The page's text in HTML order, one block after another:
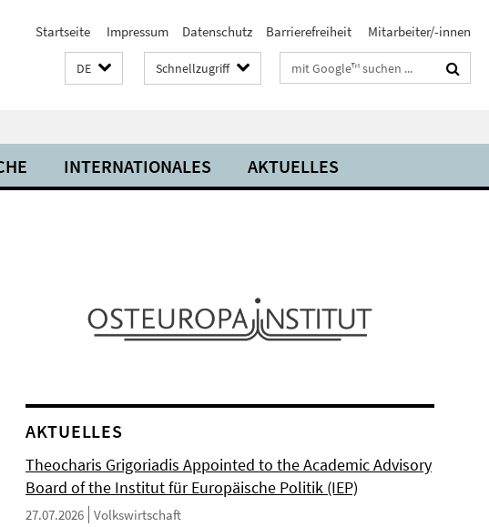
Startseite Impressum Datenschutz Barrierefreiheit Mitarbeiter/-innen
DE Schnellzugriff Suchbegriffe
INTERNATIONALES AKTUELLES
AKTUELLES
Theocharis Grigoriadis Appointed to the Academic Advisory
Board of the Institut für Europäische Politik (IEP)
27.07.2026 Volkswirtschaft